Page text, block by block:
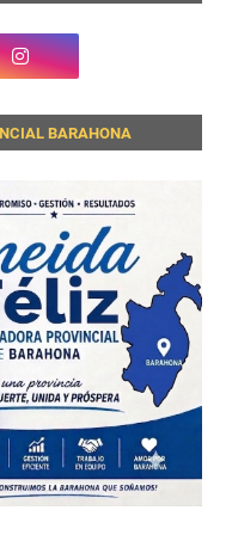
BARAHONA